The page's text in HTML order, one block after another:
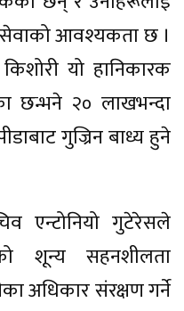
सेवाको आवश्यकता छ ।
यो हानिकारक
छन्भने २० लाखभन्दा
गुज्रिन बाध्य हुने
एन्टोनियो गुटेरेसले
शून्य सहनशीलता
अधिकार संरक्षण गर्ने